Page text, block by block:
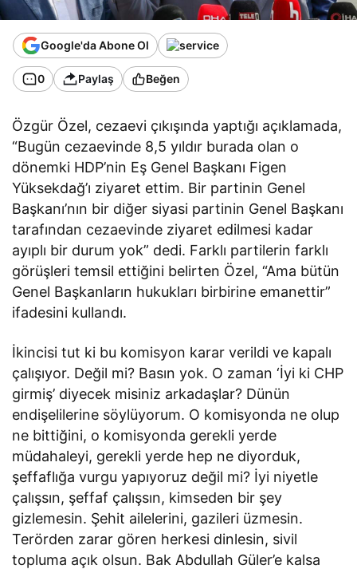
Google'da Abone Ol
0 Paylaş Beğen
Özgür Özel, cezaevi çıkışında yaptığı açıklamada,
“Bugün cezaevinde 8,5 yıldır burada olan o
dönemki HDP’nin Eş Genel Başkanı Figen
Yüksekdağ’ı ziyaret ettim. Bir partinin Genel
Başkanı’nın bir diğer siyasi partinin Genel Başkanı
tarafından cezaevinde ziyaret edilmesi kadar
ayıplı bir durum yok” dedi. Farklı partilerin farklı
görüşleri temsil ettiğini belirten Özel, “Ama bütün
Genel Başkanların hukukları birbirine emanettir”
ifadesini kullandı.
İkincisi tut ki bu komisyon karar verildi ve kapalı
çalışıyor. Değil mi? Basın yok. O zaman ‘İyi ki CHP
girmiş’ diyecek misiniz arkadaşlar? Dünün
endişelilerine söylüyorum. O komisyonda ne olup
ne bittiğini, o komisyonda gerekli yerde
müdahaleyi, gerekli yerde hep ne diyorduk,
şeffaflığa vurgu yapıyoruz değil mi? İyi niyetle
çalışsın, şeffaf çalışsın, kimseden bir şey
gizlemesin. Şehit ailelerini, gazileri üzmesin.
Terörden zarar gören herkesi dinlesin, sivil
topluma açık olsun. Bak Abdullah Güler’e kalsa